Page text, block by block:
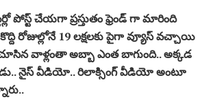
పోస్ట్ చేయగా ప్రస్తుతం ఫ్రెండ్ గా మారింది
రోజుల్లోనే 19 లక్షలకు పైగా వ్యూస్ వచ్చాయి
వాళ్లంతా అబ్బా ఎంత బాగుంది.. అక్కడ
నైస్ వీడియో.. రిలాక్సింగ్ వీడియో అంటూ